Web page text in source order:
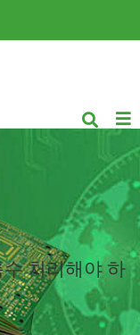
처리해야 하